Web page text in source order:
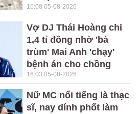
16:08 05-08-2026
Vợ DJ Thái Hoàng chi
1,4 tỉ đồng nhờ 'bà
trùm' Mai Anh 'chạy'
bệnh án cho chồng
16:03 05-08-2026
Nữ MC nổi tiếng là thạc
sĩ, nay dính phốt làm